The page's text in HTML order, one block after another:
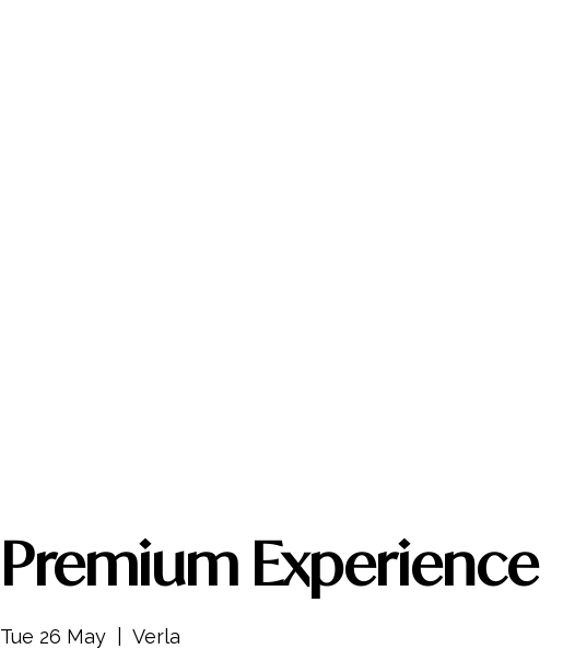
Premium Experience
Tue 26 May
  |
Verla